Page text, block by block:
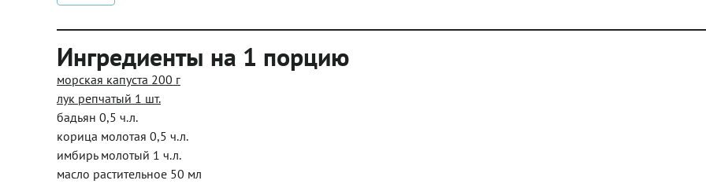
Ингредиенты на 1 порцию
морская капуста 200 г
лук репчатый 1 шт.
бадьян 0,5 ч.л.
корица молотая 0,5 ч.л.
имбирь молотый 1 ч.л.
масло растительное 50 мл